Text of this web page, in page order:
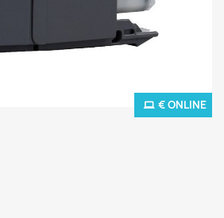
€ ONLINE